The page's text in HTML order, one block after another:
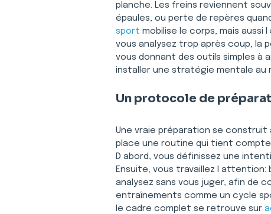
planche. Les freins reviennent
épaules, ou perte de repères
sport mobilise le corps, mais
vous analysez trop après coup, la
vous donnant des outils simples à
installer une stratégie mentale au
Un protocole de
Une vraie préparation se construit
place une routine qui tient
D abord, vous définissez une
Ensuite, vous travaillez l
analysez sans vous juger, afin de
entraînements comme un cycle
le cadre complet se retrouve sur